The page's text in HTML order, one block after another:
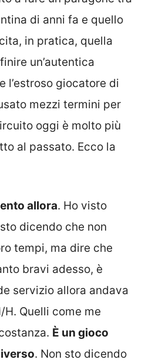
di anni fa e quello
in pratica, quella
un’autentica
l’estroso giocatore di
mezzi termini per
oggi è molto più
al passato. Ecco la
allora. Ho visto
dicendo che non
tempi, ma dire che
bravi adesso, è
servizio allora andava
Quelli come me
È un gioco
. Non sto dicendo